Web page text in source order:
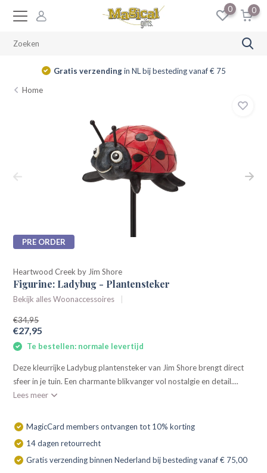
0 0
Gratis verzendingin NL bij besteding vanaf € 75
Home
PRE ORDER
Heartwood Creek by Jim Shore
Figurine: Ladybug - Plantensteker
Bekijk alles Woonaccessoires
€34,95
€27,95
Te bestellen: normale levertijd
Deze kleurrijke Ladybug plantensteker van Jim Shore brengt direct
sfeer in je tuin. Een charmante blikvanger vol nostalgie en detail....
Lees meer
MagicCard members ontvangen tot 10% korting
14 dagen retourrecht
Gratis verzending binnen Nederland bij besteding vanaf € 75,00